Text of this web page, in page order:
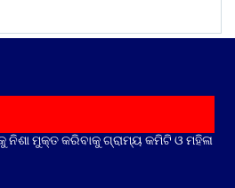
ନିଶା ମୁକ୍ତ କରିବାକୁ ଗ୍ରାମ୍ୟ କମିଟି ଓ ମହିଳା